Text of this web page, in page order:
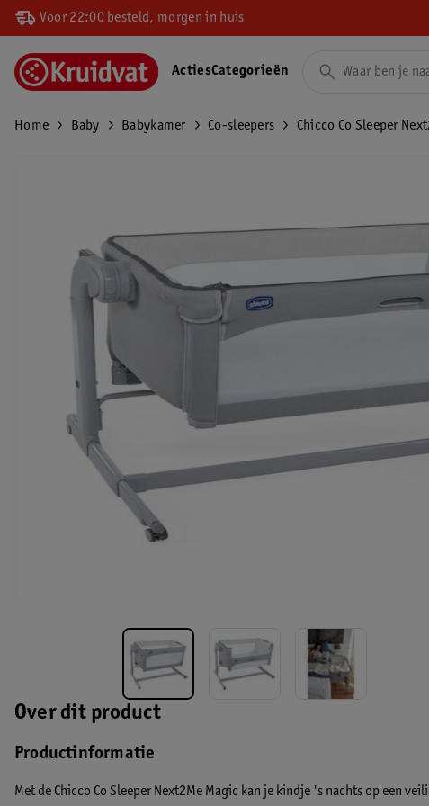
Voor 22:00 besteld, morgen in huis
ActiesCategorieën
Home Baby Babykamer Co-sleepers Chicco Co Sleeper
Over dit product
Productinformatie
Met de Chicco Co Sleeper Next2Me Magic kan je kindje 's nachts op een